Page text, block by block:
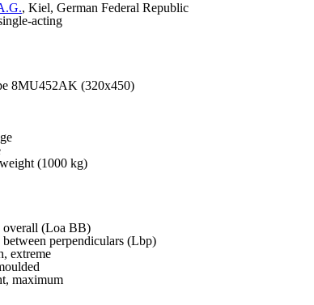
, Kiel, German Federal Republic
acting
8MU452AK (320x450)
(1000 kg)
overall (Loa BB)
perpendiculars (Lbp)
extreme
maximum